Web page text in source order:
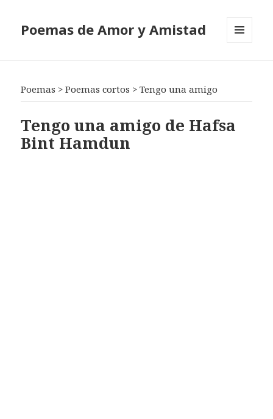
Poemas de Amor y Amistad
Poemas >Poemas cortos >Tengo una amigo
Tengo una amigo de Hafsa
Bint Hamdun